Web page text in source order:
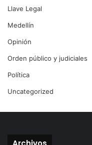
Llave Legal
Medellín
Opinión
Orden público y judiciales
Política
Uncategorized